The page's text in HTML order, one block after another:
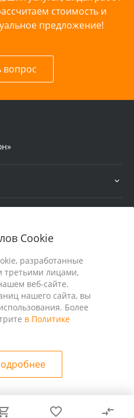
Cookie
разработанные
третьими лицами,
веб-сайте.
нашего сайта, вы
Более
в Политике
стоимость и
предложение!
вопрос
4401188290, Все права